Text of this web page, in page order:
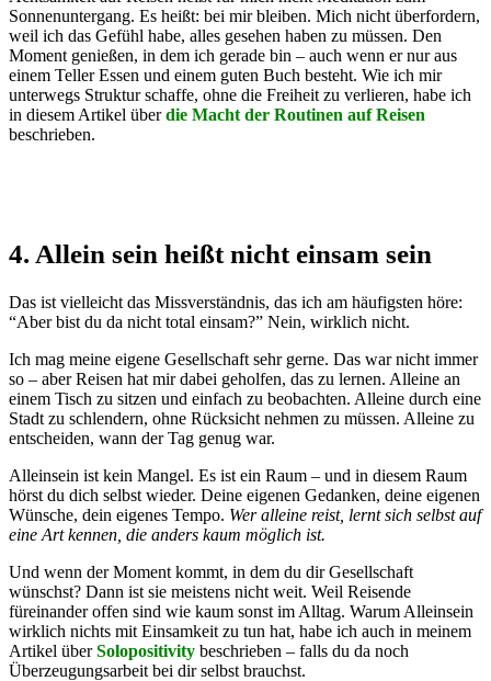
Sonnenuntergang. Es heißt: bei mir bleiben. Mich nicht überfordern,
weil ich das Gefühl habe, alles gesehen haben zu müssen. Den
Moment genießen, in dem ich gerade bin – auch wenn er nur aus
einem Teller Essen und einem guten Buch besteht. Wie ich mir
unterwegs Struktur schaffe, ohne die Freiheit zu verlieren, habe ich
in diesem Artikel überdie Macht der Routinen auf Reisen
beschrieben.
4. Allein sein heißt nicht einsam sein
Das ist vielleicht das Missverständnis, das ich am häufigsten höre:
“Aber bist du da nicht total einsam?” Nein, wirklich nicht.
Ich mag meine eigene Gesellschaft sehr gerne. Das war nicht immer
so – aber Reisen hat mir dabei geholfen, das zu lernen. Alleine an
einem Tisch zu sitzen und einfach zu beobachten. Alleine durch eine
Stadt zu schlendern, ohne Rücksicht nehmen zu müssen. Alleine zu
entscheiden, wann der Tag genug war.
Alleinsein ist kein Mangel. Es ist ein Raum – und in diesem Raum
hörst du dich selbst wieder. Deine eigenen Gedanken, deine eigenen
Wünsche, dein eigenes Tempo. Wer alleine reist, lernt sich selbst auf
eine Art kennen, die anders kaum möglich ist.
Und wenn der Moment kommt, in dem du dir Gesellschaft
wünschst? Dann ist sie meistens nicht weit. Weil Reisende
füreinander offen sind wie kaum sonst im Alltag. Warum Alleinsein
wirklich nichts mit Einsamkeit zu tun hat, habe ich auch in meinem
Artikel überSolopositivity beschrieben – falls du da noch
Überzeugungsarbeit bei dir selbst brauchst.